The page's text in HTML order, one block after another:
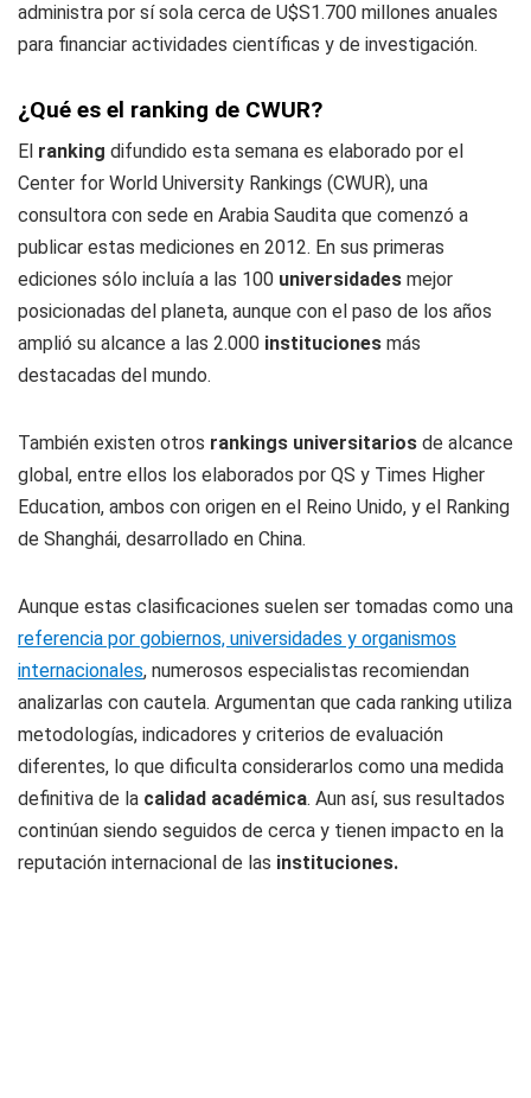
administra por sí sola cerca de U$S1.700 millones anuales
para financiar actividades científicas y de investigación.
¿Qué es el ranking de CWUR?
El ranking difundido esta semana es elaborado por el
Center for World University Rankings (CWUR), una
consultora con sede en Arabia Saudita que comenzó a
publicar estas mediciones en 2012. En sus primeras
ediciones sólo incluía a las 100 universidades mejor
posicionadas del planeta, aunque con el paso de los años
amplió su alcance a las 2.000 instituciones más
destacadas del mundo.
También existen otros rankings universitarios de alcance
global, entre ellos los elaborados por QS y Times Higher
Education, ambos con origen en el Reino Unido, y el Ranking
de Shanghái, desarrollado en China.
Aunque estas clasificaciones suelen ser tomadas como una
referencia por gobiernos, universidades y organismos
internacionales, numerosos especialistas recomiendan
analizarlas con cautela. Argumentan que cada ranking utiliza
metodologías, indicadores y criterios de evaluación
diferentes, lo que dificulta considerarlos como una medida
definitiva de la calidad académica. Aun así, sus resultados
continúan siendo seguidos de cerca y tienen impacto en la
reputación internacional de las instituciones.